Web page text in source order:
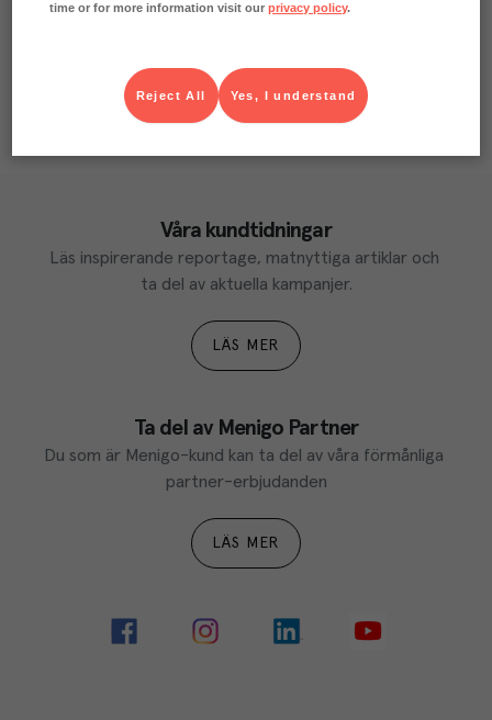
Våra kundtidningar
Läs inspirerande reportage, matnyttiga artiklar och
ta del av aktuella kampanjer.
LÄS MER
Ta del av Menigo Partner
Du som är Menigo-kund kan ta del av våra förmånliga
partner-erbjudanden
LÄS MER
time or for more information visit ourprivacy policy.
Yes, I understand
Reject All